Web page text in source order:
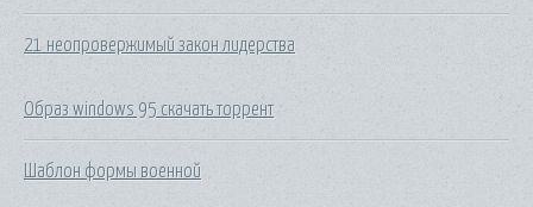
21 неопровержимый закон лидерства
Образ windows 95 скачать торрент
Шаблон формы военной